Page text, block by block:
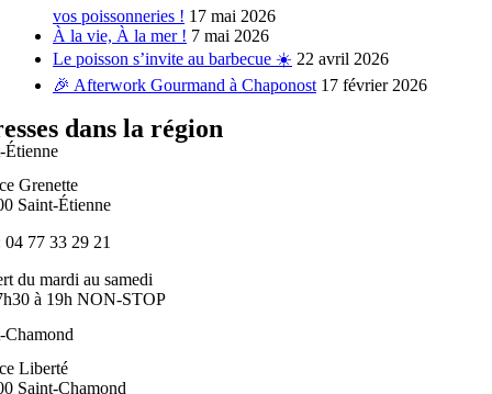
vos poissonneries ! 17 mai 2026
À la vie, À la mer ! 7 mai 2026
Le poisson s’invite au barbecue ☀️ 22 avril 2026
🎉 Afterwork Gourmand à Chaponost 17 février 2026
dans la région
Étienne
Grenette
Saint-Étienne
04 77 33 29 21
du mardi au samedi
à 19h NON-STOP
Chamond
Liberté
Saint-Chamond